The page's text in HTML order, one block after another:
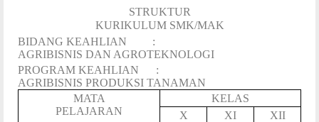
STRUKTUR
KURIKULUM SMK/MAK
BIDANG KEAHLIAN
:
AGRIBISNIS DAN AGROTEKNOLOGI
PROGRAM KEAHLIAN
:
AGRIBISNIS PRODUKSI TANAMAN
MATA
PELAJARAN
KELAS
X
XI
XII